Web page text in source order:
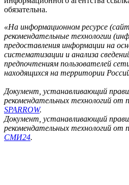
обязательна.
«На информационном ресурсе
рекомендательные технологии
предоставления информации на
систематизации и анализа
предпочтениям пользователей
находящихся на территории
Документ, устанавливающий
рекомендательных технологий от
SPARROW.
Документ, устанавливающий
рекомендательных технологий от
СМИ24.